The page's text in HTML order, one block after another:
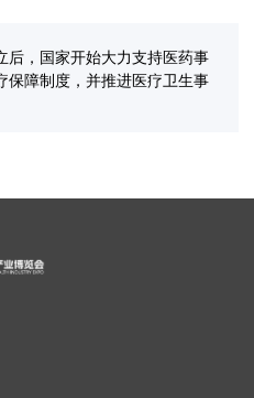
后，国家开始大力支持医药事
保障制度，并推进医疗卫生事